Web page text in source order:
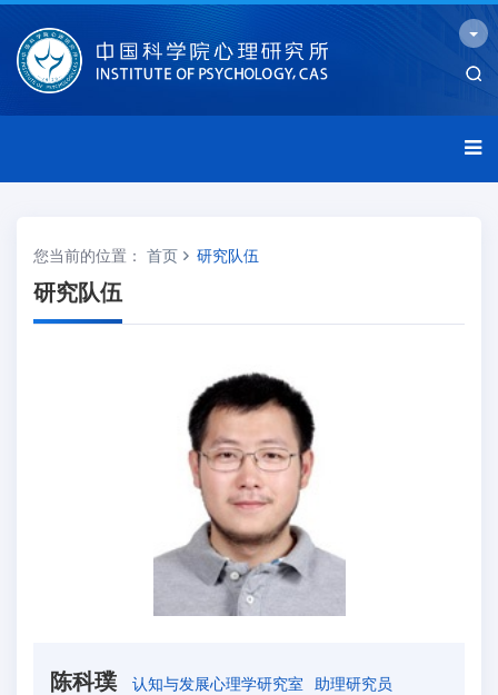
您当前的位置： 首页 研究队伍
研究队伍
陈科璞 认知与发展心理学研究室 助理研究员